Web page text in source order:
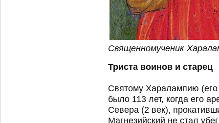
Священномученик
Триста воинов и старец
Святому Харалампию
было 113 лет, когда его
Севера (2 век),
Магнезийский не стал